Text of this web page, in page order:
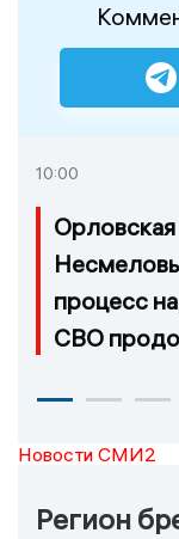
10:00
процесс
СВО
Новости СМИ2
Регион